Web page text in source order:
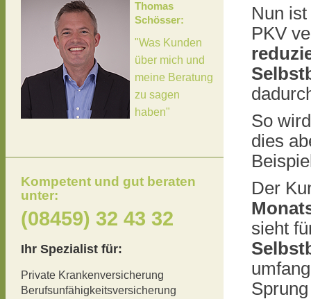
Nun
PKV
So
dies
Der
sieht
Thomas
Schösser:
"Was Kunden
über mich und
meine Beratung
zu sagen
haben"
Kompetent und gut beraten
unter:
(08459) 32 43 32
Ihr Spezialist für:
Private Krankenversicherung
Berufsunfähigkeitsversicherung